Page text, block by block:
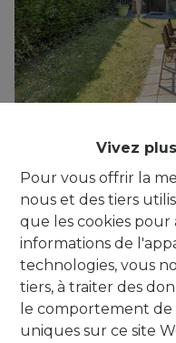
Vivez
Pour vous offrir la
nous et des tiers
que les cookies
informations de
technologies, vous
tiers, à traiter des
le comportement
uniques sur ce site
***IT'S A
avec 2 app. (3 ch
1640 Sint-
5 271 m²